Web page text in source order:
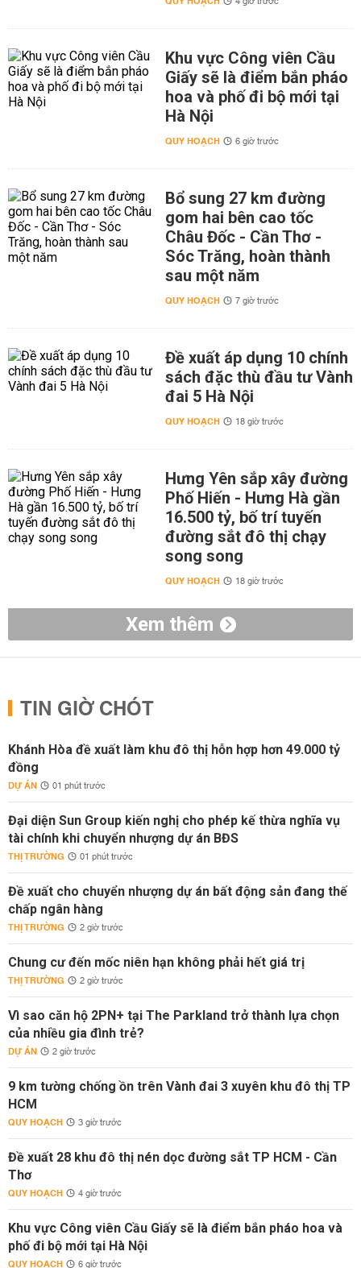
Khu vực Công viên Cầu
Giấy sẽ là điểm bắn pháo
hoa và phố đi bộ mới tại
Hà Nội
QUY HOẠCH 6 giờ trước
Bổ sung 27 km đường
gom hai bên cao tốc
Châu Đốc - Cần Thơ -
Sóc Trăng, hoàn thành
sau một năm
QUY HOẠCH 7 giờ trước
Đề xuất áp dụng 10 chính
sách đặc thù đầu tư Vành
đai 5 Hà Nội
QUY HOẠCH 18 giờ trước
Hưng Yên sắp xây đường
Phố Hiến - Hưng Hà gần
16.500 tỷ, bố trí tuyến
đường sắt đô thị chạy
song song
QUY HOẠCH 18 giờ trước
Xem thêm
TIN GIỜ CHÓT
Khánh Hòa đề xuất làm khu đô thị hỗn hợp hơn 49.000 tỷ
đồng
DỰ ÁN 01 phút trước
Đại diện Sun Group kiến nghị cho phép kế thừa nghĩa vụ
tài chính khi chuyển nhượng dự án BĐS
THỊ TRƯỜNG 01 phút trước
Đề xuất cho chuyển nhượng dự án bất động sản đang thế
chấp ngân hàng
THỊ TRƯỜNG 2 giờ trước
Chung cư đến mốc niên hạn không phải hết giá trị
THỊ TRƯỜNG 2 giờ trước
Vì sao căn hộ 2PN+ tại The Parkland trở thành lựa chọn
của nhiều gia đình trẻ?
DỰ ÁN 2 giờ trước
9 km tường chống ồn trên Vành đai 3 xuyên khu đô thị TP
HCM
QUY HOẠCH 3 giờ trước
Đề xuất 28 khu đô thị nén dọc đường sắt TP HCM - Cần
Thơ
QUY HOẠCH 4 giờ trước
Khu vực Công viên Cầu Giấy sẽ là điểm bắn pháo hoa và
phố đi bộ mới tại Hà Nội